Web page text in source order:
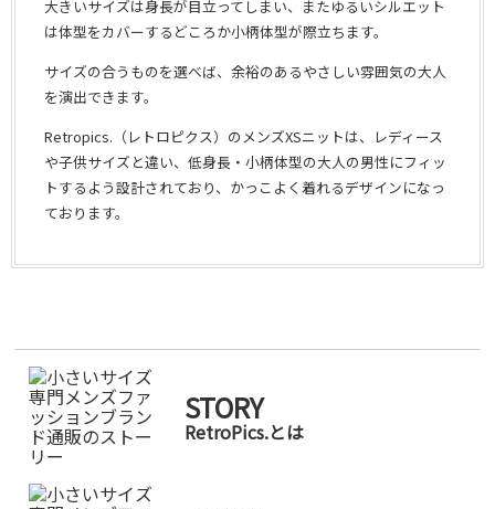
大きいサイズは身長が目立ってしまい、またゆるいシルエット
は体型をカバーするどころか小柄体型が際立ちます。
サイズの合うものを選べば、余裕のあるやさしい雰囲気の大人
を演出できます。
Retropics.（レトロピクス）のメンズXSニットは、レディース
や子供サイズと違い、低身長・小柄体型の大人の男性にフィッ
トするよう設計されており、かっこよく着れるデザインになっ
ております。
STORY
RetroPics.とは